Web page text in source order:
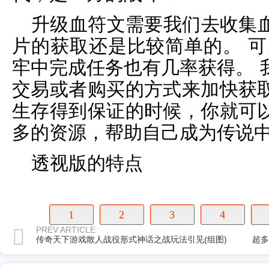
升级血符文需要我们去收集
片的获取还是比较简单的。
牢中完成任务也有几率获得。
交易或者购买的方式来加快获
生存得到保证的时候，你就可
多的资源，帮助自己成为传说
透视版的特点
1 2 3 4
PREV ARTICLE
传奇天下游戏散人战役形式神话之战玩法引见(组图)